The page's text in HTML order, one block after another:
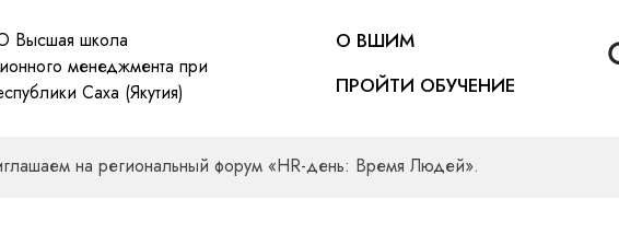
Высшая школа
менеджмента при
Саха (Якутия)
О ВШИМ
ПРОЙТИ ОБУЧЕНИЕ
на региональный форум «HR-день: Время Людей».